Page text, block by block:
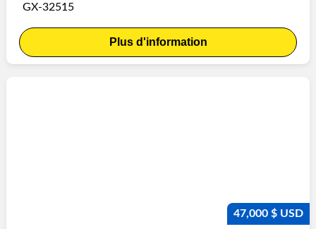
GX-32515
Plus d'information
47,000 $ USD